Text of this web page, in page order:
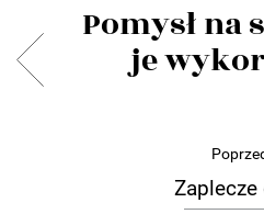
Pomysł na
je